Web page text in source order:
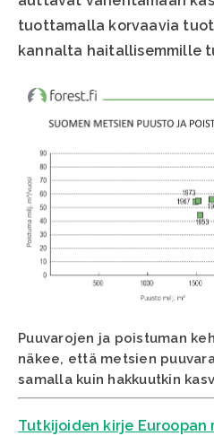
tuottamalla korvaavia
kannalta haitallisemmille
Puuvarojen ja poistuman
näkee, että metsien
samalla kuin hakkuutkin
Tutkijoiden kirje Euroopan